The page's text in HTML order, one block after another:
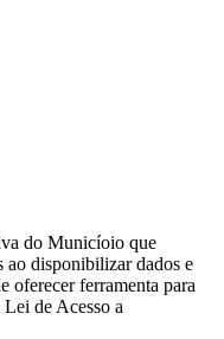
do Municíoio que
ao disponibilizar dados e
oferecer ferramenta para
de Acesso a